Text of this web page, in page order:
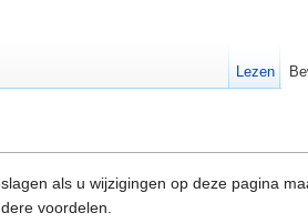
als u wijzigingen op deze pagina
voordelen.
Lezen